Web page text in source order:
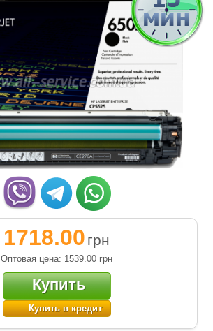
1718.00 грн
Оптовая цена: 1539.00 грн
Купить
Купить в кредит